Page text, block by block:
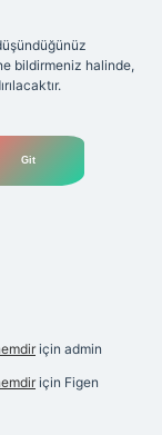
bildirmeniz halinde,
için admin
için Figen